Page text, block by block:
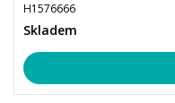
H1576666
Skladem